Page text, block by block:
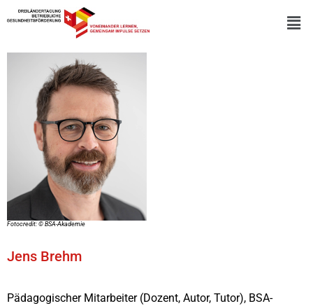
Fotocredit: © BSA-Akademie
Jens Brehm
Pädagogischer Mitarbeiter (Dozent, Autor, Tutor), BSA-